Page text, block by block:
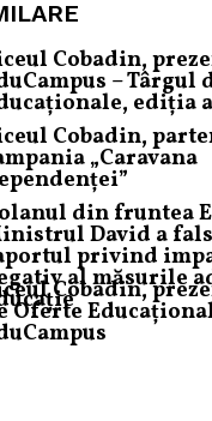
Cobadin,
– Târgul
ediția
Cobadin,
„Caravana
din fruntea
David a
privind
al măsurile
Cobadin,
Oferte